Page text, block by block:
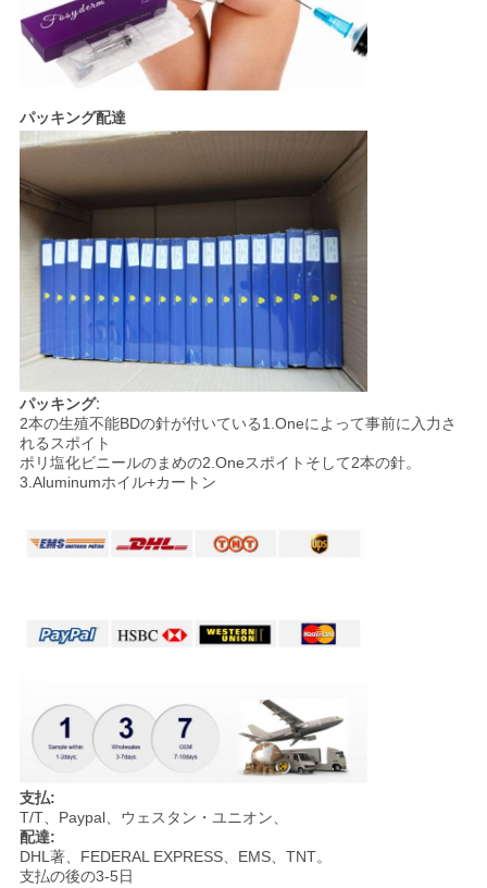
パッキング配達
パッキング:
2本の生殖不能BDの針が付いている1.Oneによって事前に入力さ
れるスポイト
ポリ塩化ビニールのまめの2.Oneスポイトそして2本の針。
3.Aluminumホイル+カートン
支払:
T/T、Paypal、ウェスタン・ユニオン、
配達:
DHL著、FEDERAL EXPRESS、EMS、TNT。
支払の後の3-5日